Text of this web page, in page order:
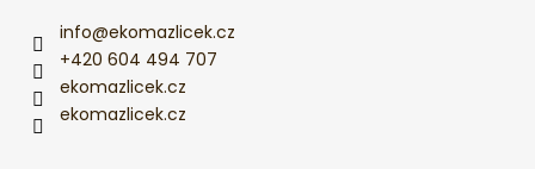
info@ekomazlicek.cz
+420 604 494 707
ekomazlicek.cz
ekomazlicek.cz